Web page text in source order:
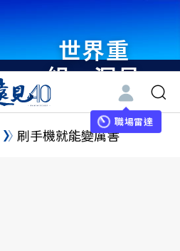
世界重
組・洞見
未來 與
世界領袖
職場雷達
刷手機就能變厲害